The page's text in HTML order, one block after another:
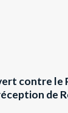
contre le
de